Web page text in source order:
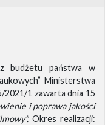
z budżetu państwa w
Ministerstwa
2021/1 zawarta dnia 15
i poprawa jakości
Okres realizacji: